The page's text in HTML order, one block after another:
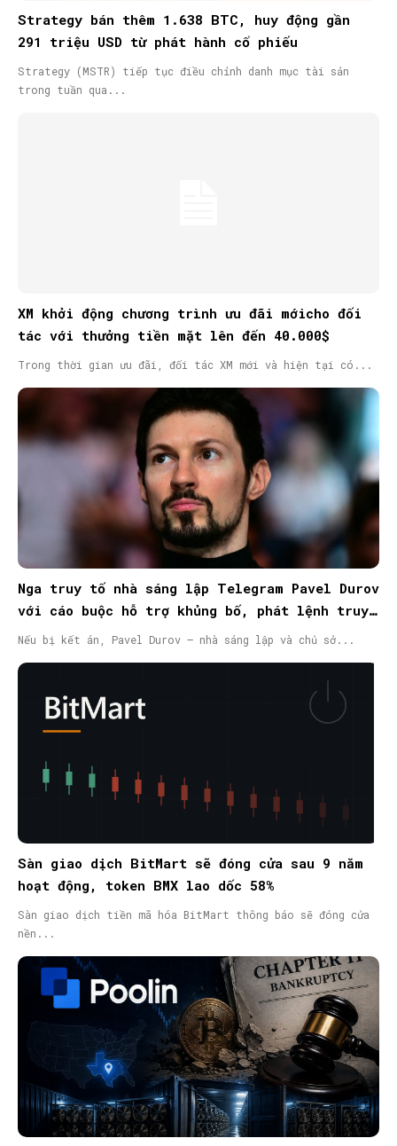
Strategy bán thêm 1.638 BTC, huy động gần
291 triệu USD từ phát hành cổ phiếu
Strategy (MSTR) tiếp tục điều chỉnh danh mục tài sản
trong tuần qua...
XM khởi động chương trình ưu đãi mớicho đối
tác với thưởng tiền mặt lên đến 40.000$
Trong thời gian ưu đãi, đối tác XM mới và hiện tại có...
Nga truy tố nhà sáng lập Telegram Pavel Durov
với cáo buộc hỗ trợ khủng bố, phát lệnh truy
nã quốc tế
Nếu bị kết án, Pavel Durov – nhà sáng lập và chủ sở...
Sàn giao dịch BitMart sẽ đóng cửa sau 9 năm
hoạt động, token BMX lao dốc 58%
Sàn giao dịch tiền mã hóa BitMart thông báo sẽ đóng cửa
nền...